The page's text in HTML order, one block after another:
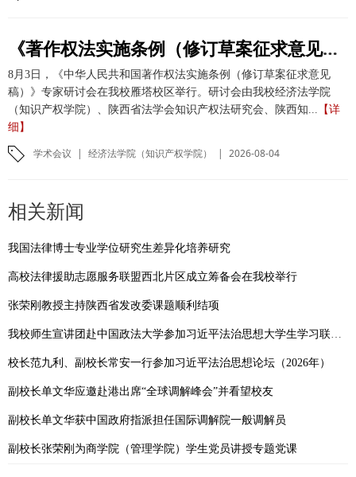
《著作权法实施条例（修订草案征求意见稿）》专家研讨会在我校举办
8月3日，《中华人民共和国著作权法实施条例（修订草案征求意见
稿）》专家研讨会在我校雁塔校区举行。研讨会由我校经济法学院
（知识产权学院）、陕西省法学会知识产权法研究会、陕西知... 【详
细】
学术会议 | 经济法学院（知识产权学院） | 2026-08-04
相关新闻
我国法律博士专业学位研究生差异化培养研究
高校法律援助志愿服务联盟西北片区成立筹备会在我校举行
张荣刚教授主持陕西省发改委课题顺利结项
我校师生宣讲团赴中国政法大学参加习近平法治思想大学生学习联盟“领航宣讲团”联合宣讲启动仪式暨交流分享会
校长范九利、副校长常安一行参加习近平法治思想论坛（2026年）
副校长单文华应邀赴港出席“全球调解峰会”并看望校友
副校长单文华获中国政府指派担任国际调解院一般调解员
副校长张荣刚为商学院（管理学院）学生党员讲授专题党课